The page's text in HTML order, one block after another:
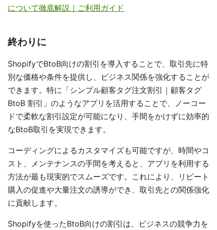
について徹底解説｜ご利用ガイド
終わりに
ShopifyでBtoB向けの割引を導入することで、取引先に特
別な価格や条件を提供し、ビジネス関係を強化することが
できます。特に「シンプル顧客タグ注文割引｜顧客タグ
BtoB 割引」のようなアプリを活用することで、ノーコー
ドで柔軟な割引設定が可能になり、手間をかけずに効率的
なBtoB取引を実現できます。
コーディングによるカスタマイズも可能ですが、時間やコ
スト、メンテナンスの手間を考えると、アプリを利用する
方法が最も現実的でスムーズです。これにより、リピート
購入の促進や大量注文の誘導ができ、取引先との関係強化
に貢献します。
Shopifyを使ったBtoB向けの割引は、ビジネスの競争力を